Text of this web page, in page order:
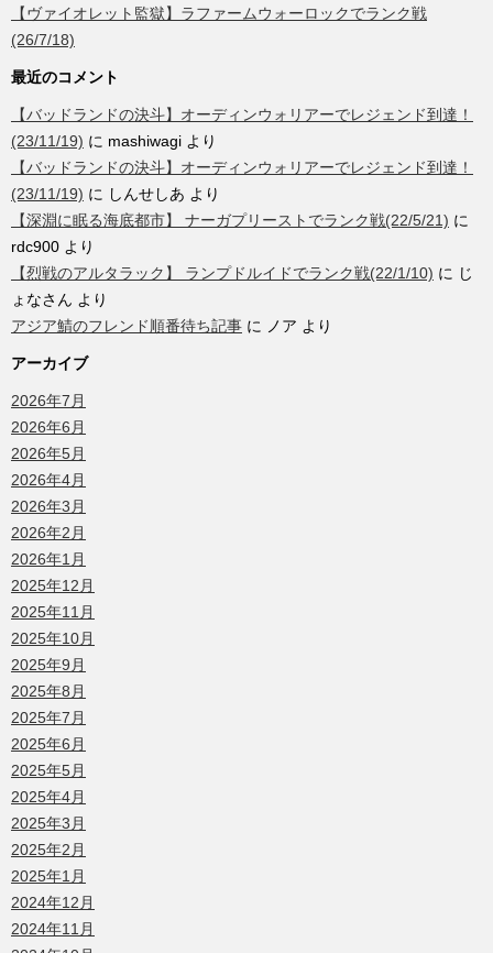
【ヴァイオレット監獄】ラファームウォーロックでランク戦
(26/7/18)
最近のコメント
【バッドランドの決斗】オーディンウォリアーでレジェンド到達！
(23/11/19) に mashiwagi より
【バッドランドの決斗】オーディンウォリアーでレジェンド到達！
(23/11/19) に しんせしあ より
【深淵に眠る海底都市】 ナーガプリーストでランク戦(22/5/21) に
rdc900 より
【烈戦のアルタラック】 ランプドルイドでランク戦(22/1/10) に じ
ょなさん より
アジア鯖のフレンド順番待ち記事 に ノア より
アーカイブ
2026年7月
2026年6月
2026年5月
2026年4月
2026年3月
2026年2月
2026年1月
2025年12月
2025年11月
2025年10月
2025年9月
2025年8月
2025年7月
2025年6月
2025年5月
2025年4月
2025年3月
2025年2月
2025年1月
2024年12月
2024年11月